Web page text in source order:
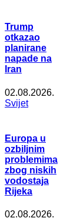
Trump
otkazao
planirane
napade na
Iran
02.08.2026.
Svijet
Europa u
ozbiljnim
problemima
zbog niskih
vodostaja
Rijeka
02.08.2026.